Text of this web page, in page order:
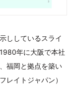
ししているスライ
年に大阪で本社
福岡と拠点を築い
レイトジャパン）